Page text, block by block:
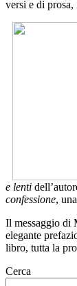
versi e di prosa,
e lenti
confessione,
Il messaggio di
elegante
libro, tutta la
Cerca